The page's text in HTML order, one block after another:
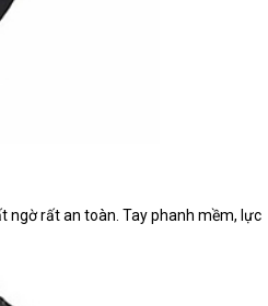
ngờ rất an toàn. Tay phanh mềm, lực